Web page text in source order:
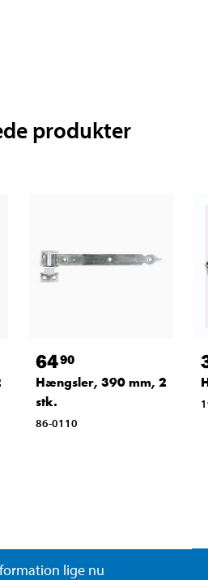
produkter
6490
Hængsler, 390 mm, 2
stk.
86-0110
lige nu